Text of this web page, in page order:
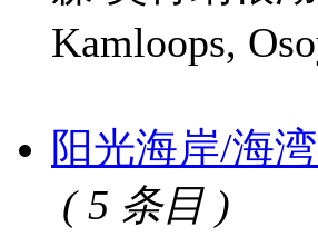
Kamloops,
阳光海岸/海
( 5 条目 )